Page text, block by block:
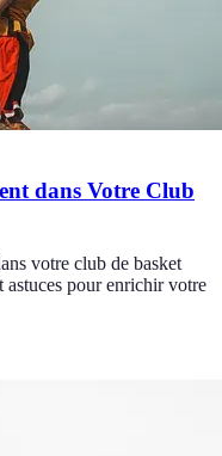
dans Votre Club
votre club de basket
astuces pour enrichir votre